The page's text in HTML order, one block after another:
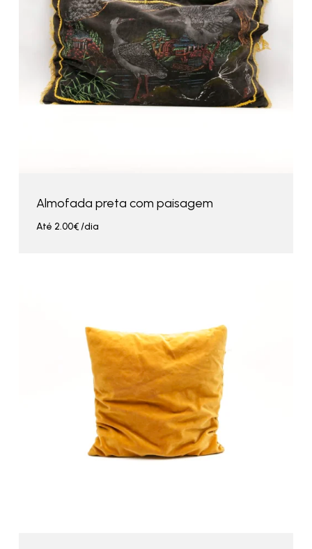
Almofada preta com paisagem
Até 2.00€/dia